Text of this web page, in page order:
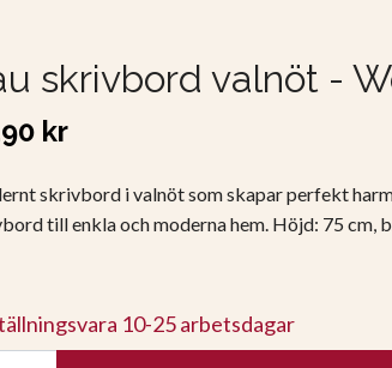
skrivbord valnöt -
kr
skrivbord i valnöt som skapar perfekt
till enkla och moderna hem. Höjd: 75 cm,
10-25 arbetsdagar